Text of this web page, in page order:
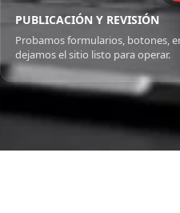
PUBLICACIÓN Y REVISIÓN
Probamos formularios, botones,
dejamos el sitio listo para operar.